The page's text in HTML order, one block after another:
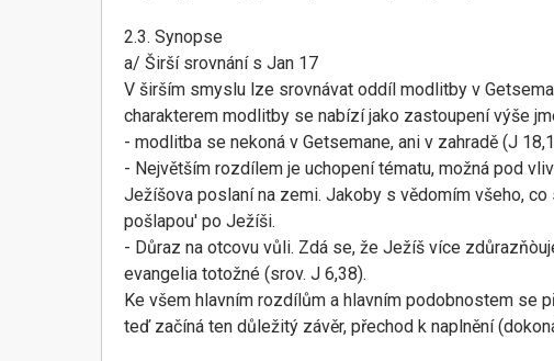
2.3. Synopse
a/ Širší srovnání s Jan 17
V širším smyslu lze srovnávat oddíl modlitby v
charakterem modlitby se nabízí jako zastoupení výše
- modlitba se nekoná v Getsemane, ani v zahradě (J
- Největším rozdílem je uchopení tématu, možná pod
Ježíšova poslaní na zemi. Jakoby s vědomím všeho,
pošlapou' po Ježíši.
- Důraz na otcovu vůli. Zdá se, že Ježíš více
evangelia totožné (srov. J 6,38).
Ke všem hlavním rozdílům a hlavním podobnostem se
teď začíná ten důležitý závěr, přechod k naplnění